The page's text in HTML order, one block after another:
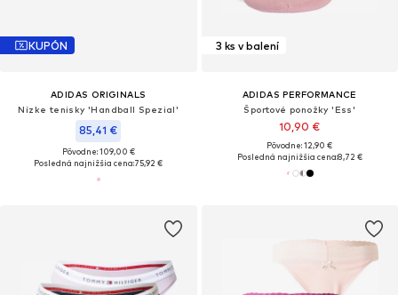
KUPÓN
ADIDAS ORIGINALS
Nízke tenisky 'Handball Spezial'
85,41 €
Pôvodne: 109,00 €
Posledná najnižšia cena:75,92 €
3 ks v balení
ADIDAS PERFORMANCE
Športové ponožky 'Ess'
10,90 €
Pôvodne: 12,90 €
Posledná najnižšia cena:8,72 €